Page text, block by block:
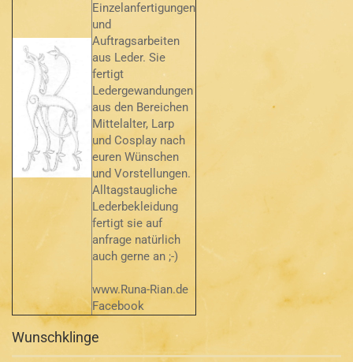
Einzelanfertigungen
und
Auftragsarbeiten
aus Leder. Sie
fertigt
Ledergewandungen
aus den Bereichen
Mittelalter, Larp
und Cosplay nach
euren Wünschen
und Vorstellungen.
Alltagstaugliche
Lederbekleidung
fertigt sie auf
anfrage natürlich
auch gerne an ;-)
www.Runa-Rian.de
Facebook
Wunschklinge